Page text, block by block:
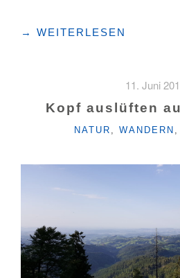
"STRANDKÖRBE
→ WEITERLESEN
11. Juni
Kopf auslüften
KATEGORIEN
NATUR WANDERN